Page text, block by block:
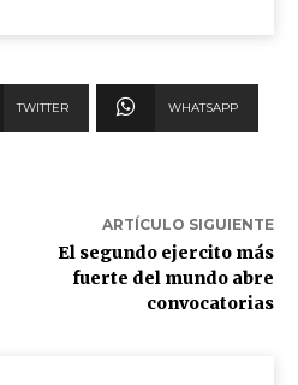
TWITTER WHATSAPP
ARTÍCULO SIGUIENTE
El segundo ejercito más
fuerte del mundo abre
convocatorias